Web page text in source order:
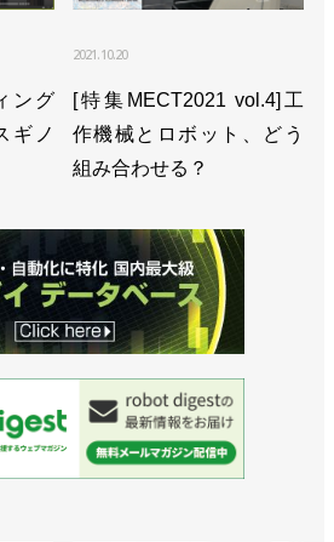
ング
ギノ
2021.10.20
[特集MECT2021 vol.4]工
作機械とロボット、どう
組み合わせる？